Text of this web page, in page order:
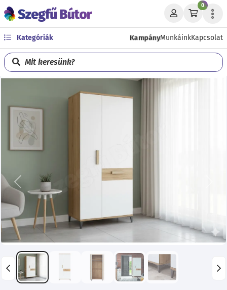
0
Kategóriák KampányMunkáinkKapcsolat
Mit keresünk?
Előző